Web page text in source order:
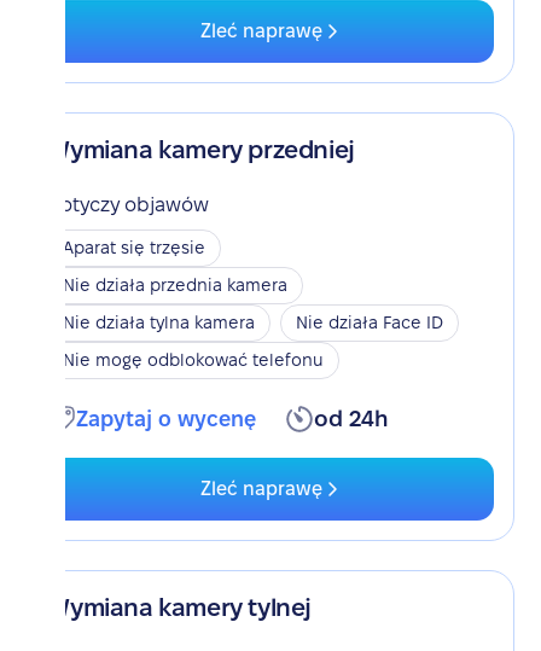
Zleć naprawę
Wymiana kamery przedniej
Dotyczy objawów
Aparat się trzęsie
Nie działa przednia kamera
Nie działa tylna kamera
Nie działa Face ID
Nie mogę odblokować telefonu
Zapytaj o wycenę od 24h
Zleć naprawę
Wymiana kamery tylnej